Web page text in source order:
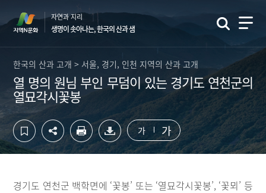
텐
영
가
기
단
역
기
자연과 지리
생명이 솟아나는, 한국의 산과 샘
한국의 산과 고개 > 서울, 경기, 인천 지역의 산과 고개
열 명의 원님 부인 무덤이 있는 경기도 연천군의
열묘각시꽃봉
가 가
경기도 연천군 백학면에 ‘꽃봉’ 또는 ‘열묘각시꽃봉’, ‘꽃뫼’ 등